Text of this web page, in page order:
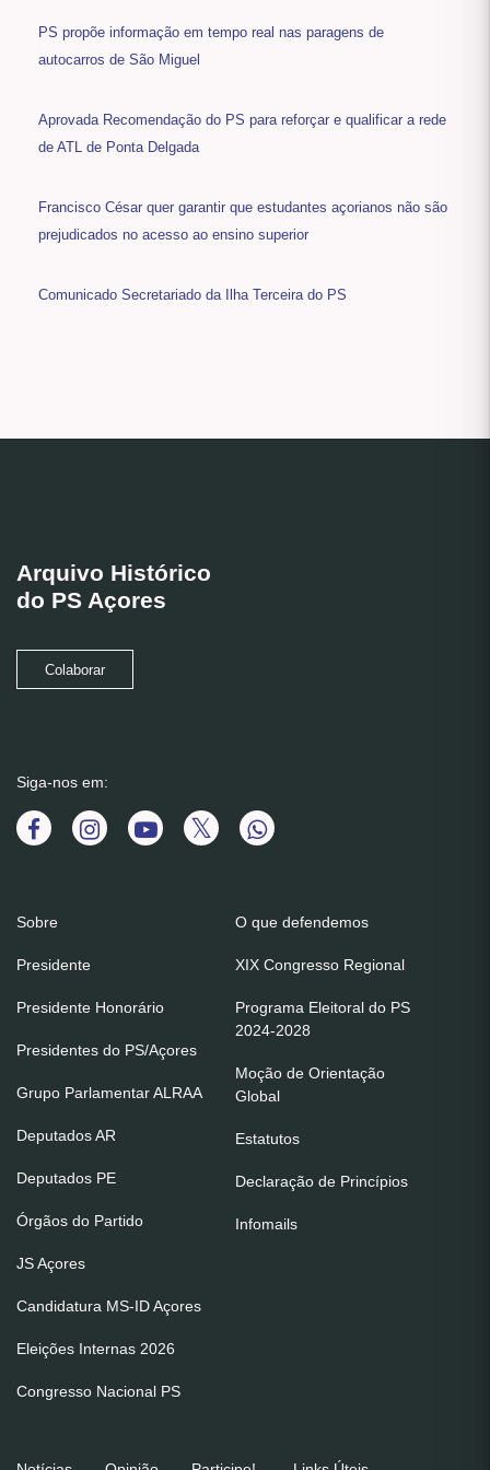
PS propõe informação em tempo real nas paragens de
autocarros de São Miguel
Aprovada Recomendação do PS para reforçar e qualificar a rede
de ATL de Ponta Delgada
Francisco César quer garantir que estudantes açorianos não são
prejudicados no acesso ao ensino superior
Comunicado Secretariado da Ilha Terceira do PS
Arquivo Histórico
do PS Açores
Colaborar
Siga-nos em:
Sobre
Presidente
Presidente Honorário
Presidentes do PS/Açores
Grupo Parlamentar ALRAA
Deputados AR
Deputados PE
Órgãos do Partido
JS Açores
Candidatura MS-ID Açores
Eleições Internas 2026
Congresso Nacional PS
O que defendemos
XIX Congresso Regional
Programa Eleitoral do PS
2024-2028
Moção de Orientação
Global
Estatutos
Declaração de Princípios
Infomails